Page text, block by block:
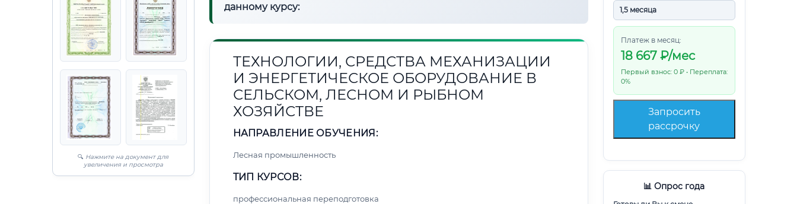
🔍 Нажмите на документ для
увеличения и просмотра
Платеж в месяц:
18 667₽/мес
Первый взнос: 0 ₽ • Переплата:
0%
Запросить
рассрочку
📊 Опрос года
данному курсу:
ТЕХНОЛОГИИ, СРЕДСТВА МЕХАНИЗАЦИИ
И ЭНЕРГЕТИЧЕСКОЕ ОБОРУДОВАНИЕ В
СЕЛЬСКОМ, ЛЕСНОМ И РЫБНОМ
ХОЗЯЙСТВЕ
НАПРАВЛЕНИЕ ОБУЧЕНИЯ:
Лесная промышленность
ТИП КУРСОВ:
профессиональная переподготовка